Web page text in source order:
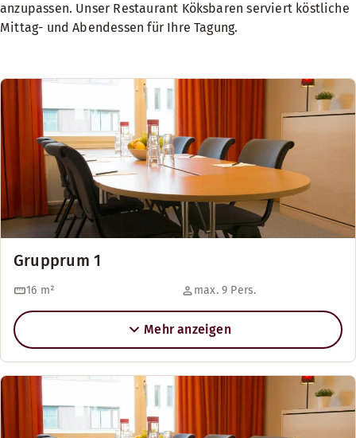
anzupassen. Unser Restaurant Köksbaren serviert köstliche
Mittag- und Abendessen für Ihre Tagung.
Grupprum 1
16 m² max. 9 Pers.
Mehr anzeigen